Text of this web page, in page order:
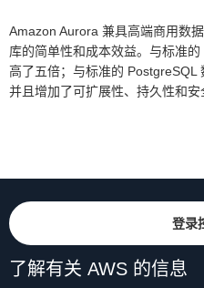
Amazon Aurora 兼具高端商用数
库的简单性和成本效益。与标准
高了五倍；与标准的 PostgreSQL
并且增加了可扩展性、持久性和安
登录
了解有关 AWS 的信息